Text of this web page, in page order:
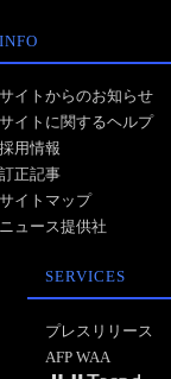
INFO
サイトからのお知らせ
サイトに関するヘルプ
採用情報
訂正記事
サイトマップ
ニュース提供社
SERVICES
プレスリリース
AFP WAA